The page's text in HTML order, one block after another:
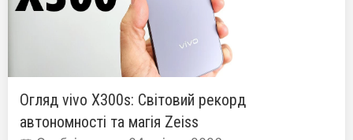
Огляд vivo X300s: Світовий рекорд
автономності та магія Zeiss